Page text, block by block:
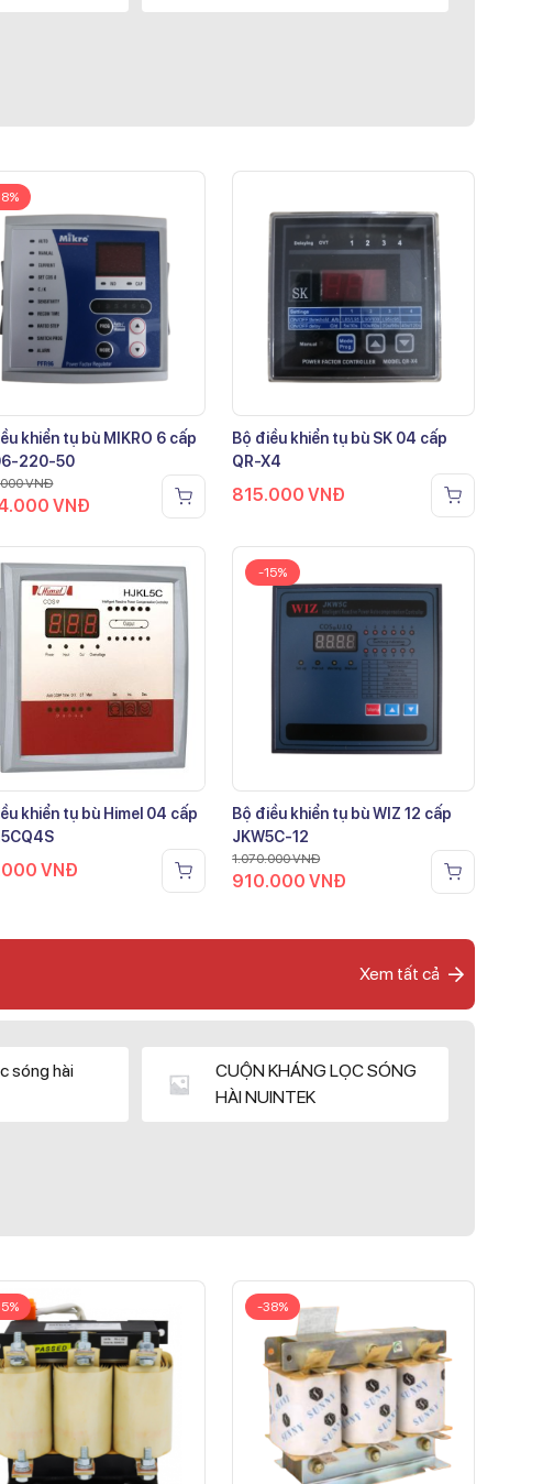
khiển tụ bù MIKRO 6 cấp
220-50
VNĐ
VNĐ
Bộ điều khiển tụ bù SK 04 cấp
QR-X4
815.000VNĐ
khiển tụ bù Himel 04 cấp
VNĐ
-15%
Bộ điều khiển tụ bù WIZ 12 cấp
JKW5C-12
1.070.000VNĐ
910.000VNĐ
Xem tất cả
sóng hài
CUỘN KHÁNG LỌC SÓNG
HÀI NUINTEK
-38%